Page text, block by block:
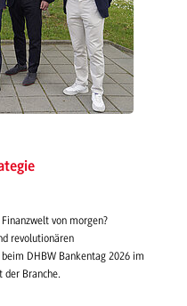
von morgen?
revolutionären
DHBW Bankentag 2026 im
der Branche.